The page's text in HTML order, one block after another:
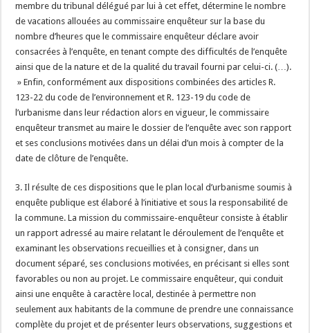
membre du tribunal délégué par lui à cet effet, détermine le nombre
de vacations allouées au commissaire enquêteur sur la base du
nombre d’heures que le commissaire enquêteur déclare avoir
consacrées à l’enquête, en tenant compte des difficultés de l’enquête
ainsi que de la nature et de la qualité du travail fourni par celui-ci. (…).
» Enfin, conformément aux dispositions combinées des articles R.
123-22 du code de l’environnement et R. 123-19 du code de
l’urbanisme dans leur rédaction alors en vigueur, le commissaire
enquêteur transmet au maire le dossier de l’enquête avec son rapport
et ses conclusions motivées dans un délai d’un mois à compter de la
date de clôture de l’enquête.
3. Il résulte de ces dispositions que le plan local d’urbanisme soumis à
enquête publique est élaboré à l’initiative et sous la responsabilité de
la commune. La mission du commissaire-enquêteur consiste à établir
un rapport adressé au maire relatant le déroulement de l’enquête et
examinant les observations recueillies et à consigner, dans un
document séparé, ses conclusions motivées, en précisant si elles sont
favorables ou non au projet. Le commissaire enquêteur, qui conduit
ainsi une enquête à caractère local, destinée à permettre non
seulement aux habitants de la commune de prendre une connaissance
complète du projet et de présenter leurs observations, suggestions et